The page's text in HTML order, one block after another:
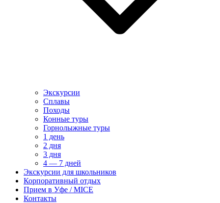
Экскурсии
Сплавы
Походы
Конные туры
Горнолыжные туры
1 день
2 дня
3 дня
4 — 7 дней
Экскурсии для школьников
Корпоративный отдых
Прием в Уфе / MICE
Контакты